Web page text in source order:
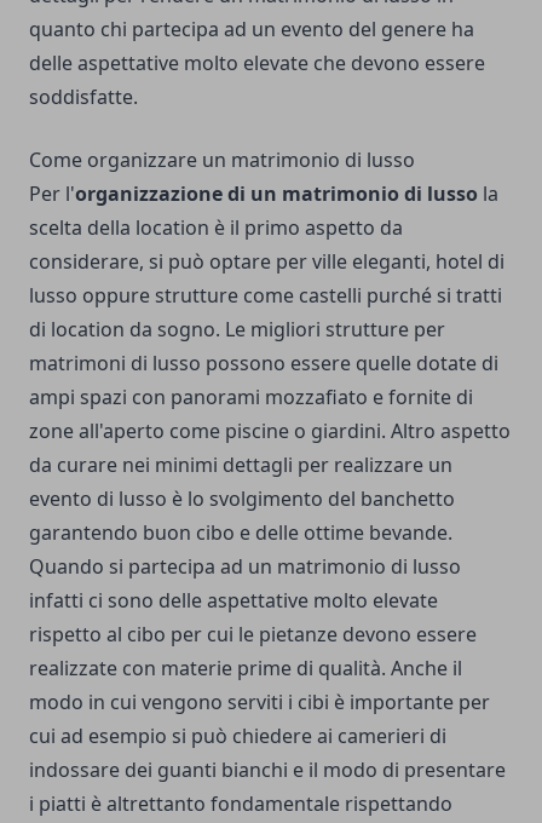
quanto chi partecipa ad un evento del genere ha
delle aspettative molto elevate che devono essere
soddisfatte.
Come organizzare un matrimonio di lusso
Per l'organizzazione di un matrimonio di lusso la
scelta della location è il primo aspetto da
considerare, si può optare per ville eleganti, hotel di
lusso oppure strutture come castelli purché si tratti
di location da sogno. Le migliori strutture per
matrimoni di lusso possono essere quelle dotate di
ampi spazi con panorami mozzafiato e fornite di
zone all'aperto come piscine o giardini. Altro aspetto
da curare nei minimi dettagli per realizzare un
evento di lusso è lo svolgimento del banchetto
garantendo buon cibo e delle ottime bevande.
Quando si partecipa ad un matrimonio di lusso
infatti ci sono delle aspettative molto elevate
rispetto al cibo per cui le pietanze devono essere
realizzate con materie prime di qualità. Anche il
modo in cui vengono serviti i cibi è importante per
cui ad esempio si può chiedere ai camerieri di
indossare dei guanti bianchi e il modo di presentare
i piatti è altrettanto fondamentale rispettando